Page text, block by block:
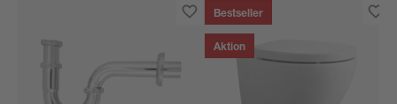
Bestseller
Aktion